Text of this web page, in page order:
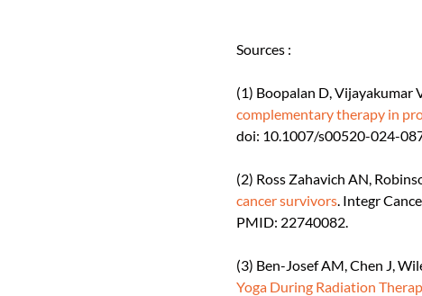
Sources :
(1) Boopalan D, Vijayakumar
complementary therapy in
doi: 10.1007/s00520-024-
(2) Ross Zahavich AN,
cancer survivors. Integr
PMID: 22740082.
(3) Ben-Josef AM, Chen J,
Yoga During Radiation